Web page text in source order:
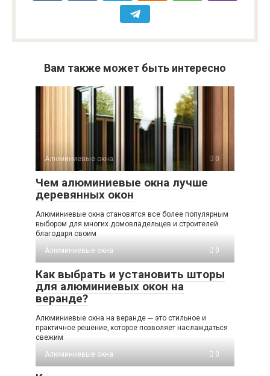
Вам также может быть интересно
Алюминиевые окна 0
Чем алюминиевые окна лучше
деревянных окон
Алюминиевые окна становятся все более популярным
выбором для многих домовладельцев и строителей
благодаря своим
Алюминиевые окна
0
Как выбрать и установить шторы
для алюминиевых окон на
веранде?
Алюминиевые окна на веранде ─ это стильное и
практичное решение‚ которое позволяет наслаждаться
свежим
Алюминиевые окна
0